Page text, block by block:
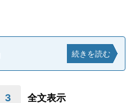
続きを読む
3 全文表示